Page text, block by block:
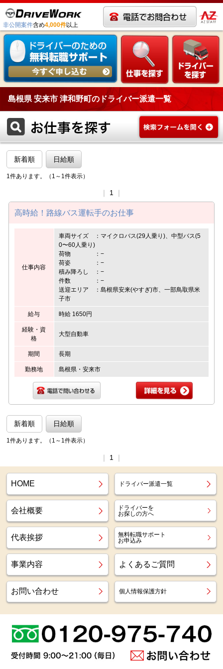
非公開案件含め4,000件以上
島根県 安来市 津和野町のドライバー派遣一覧
新着順 日給順
1件あります。（1～1件表示）
1
高時給！路線バス運転手のお仕事
仕事内容
車両サイズ ：マイクロバス(29人乗り)、中型バス(5
0〜60人乗り)
荷物 ：−
荷姿 ：−
積み降ろし ：−
件数 ：−
送迎エリア ：島根県安来(やすぎ)市、一部鳥取県米
子市
給与 時給 1650円
経験・資
格
大型自動車
期間 長期
勤務地 島根県・安来市
新着順 日給順
1件あります。（1～1件表示）
1
HOME ドライバー派遣一覧
会社概要
ドライバーを
お探しの方へ
代表挨拶
無料転職サポート
お申込み
事業内容 よくあるご質問
お問い合わせ 個人情報保護方針